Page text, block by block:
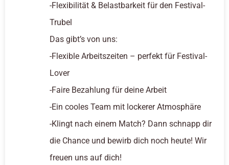
-Flexibilität & Belastbarkeit für den Festival-
Trubel
Das gibt’s von uns:
-Flexible Arbeitszeiten – perfekt für Festival-
Lover
-Faire Bezahlung für deine Arbeit
-Ein cooles Team mit lockerer Atmosphäre
-Klingt nach einem Match? Dann schnapp dir
die Chance und bewirb dich noch heute! Wir
freuen uns auf dich!